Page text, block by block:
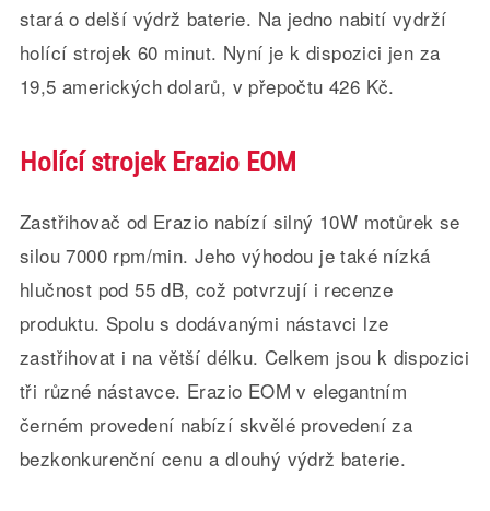
stará o delší výdrž baterie. Na jedno nabití vydrží
holící strojek 60 minut. Nyní je k dispozici jen za
19,5 amerických dolarů, v přepočtu 426 Kč.
Holící strojek Erazio EOM
Zastřihovač od Erazio nabízí silný 10W motůrek se
silou 7000 rpm/min. Jeho výhodou je také nízká
hlučnost pod 55 dB, což potvrzují i recenze
produktu. Spolu s dodávanými nástavci lze
zastřihovat i na větší délku. Celkem jsou k dispozici
tři různé nástavce. Erazio EOM v elegantním
černém provedení nabízí skvělé provedení za
bezkonkurenční cenu a dlouhý výdrž baterie.